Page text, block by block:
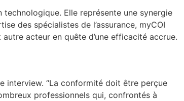
technologique. Elle représente une synergie
des spécialistes de l’assurance, myCOI
acteur en quête d’une efficacité accrue.
interview. “La conformité doit être perçue
professionnels qui, confrontés à